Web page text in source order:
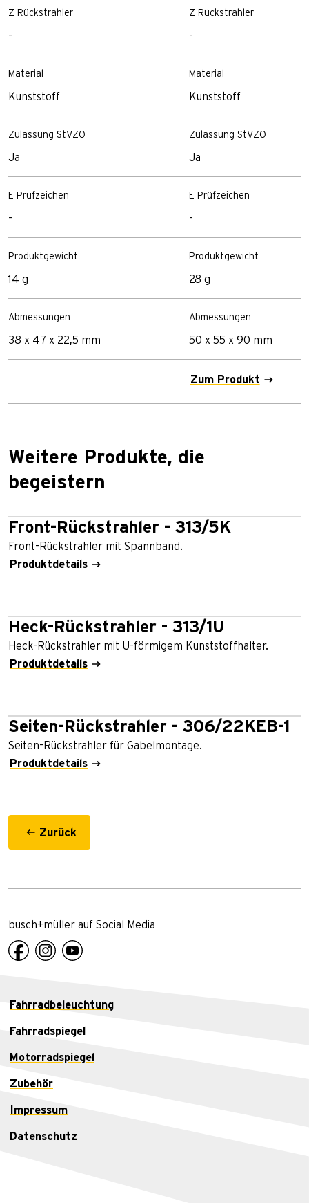
Z-Rückstrahler
-
Material
Kunststoff
Zulassung StVZO
Ja
E Prüfzeichen
-
Produktgewicht
14 g
Abmessungen
38 x 47 x 22,5 mm
Z-Rückstrahler
-
Material
Kunststoff
Zulassung StVZO
Ja
E Prüfzeichen
-
Produktgewicht
28 g
Abmessungen
50 x 55 x 90 mm
Zum Produkt
Weitere Produkte, die
begeistern
Front-Rückstrahler - 313/5K
Front-Rückstrahler mit Spannband.
Produktdetails
Heck-Rückstrahler - 313/1U
Heck-Rückstrahler mit U-förmigem Kunststoffhalter.
Produktdetails
Seiten-Rückstrahler - 306/22KEB-1
Seiten-Rückstrahler für Gabelmontage.
Produktdetails
Zurück
busch+müller auf Social Media
Fahrradbeleuchtung
Fahrradspiegel
Motorradspiegel
Zubehör
Impressum
Datenschutz